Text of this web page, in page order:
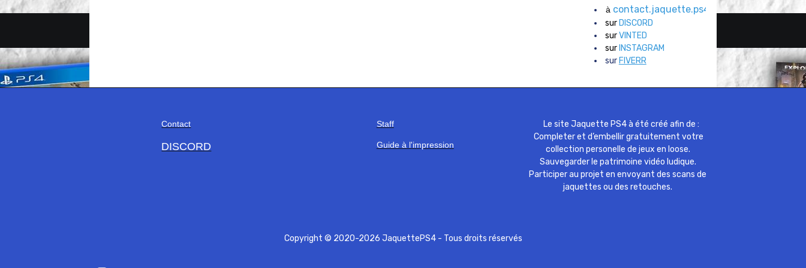
à contact.jaquette.ps4@gmail.com
sur DISCORD
surVINTED
sur INSTAGRAM
sur FIVERR
Contact
DISCORD
Staff
Guide à l'impression
Le site Jaquette PS4 à été créé afin de :
Completer et d’embellir gratuitement votre
collection personelle de jeux en loose.
Sauvegarder le patrimoine vidéo ludique.
Participer au projet en envoyant des scans de
jaquettes ou des retouches.
Copyright © 2020-2026 JaquettePS4 - Tous droits réservés